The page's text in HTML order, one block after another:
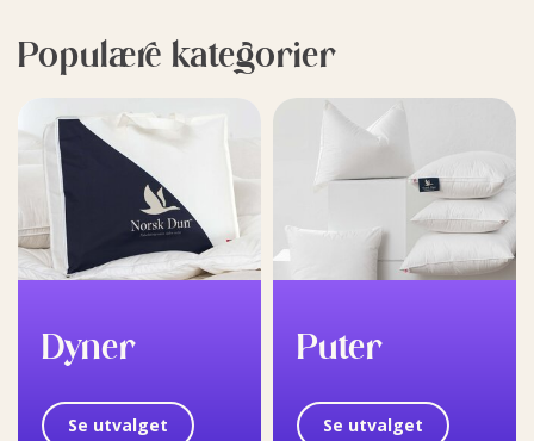
Populære kategorier
Dyner
Se utvalget
Puter
Se utvalget